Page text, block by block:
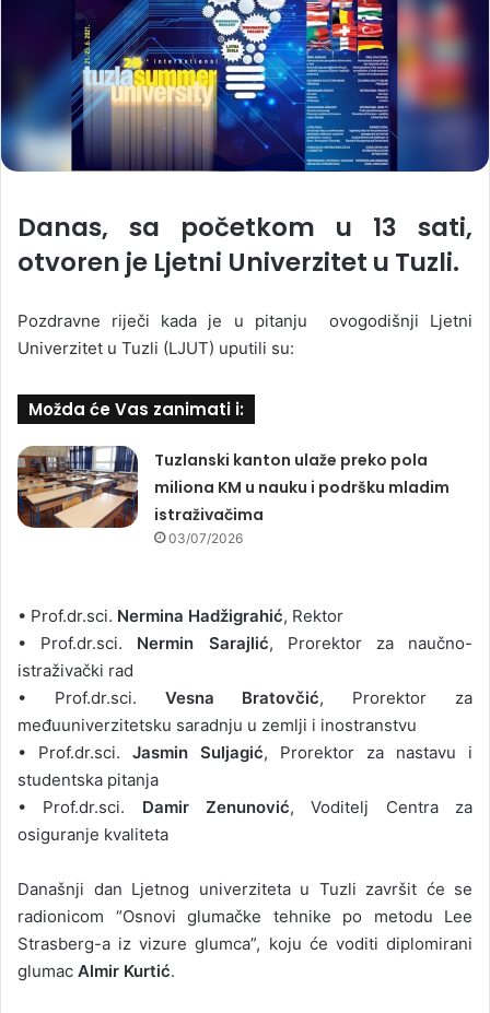
Danas, sa početkom u 13 sati,
otvoren je Ljetni Univerzitet u Tuzli.
Pozdravne riječi kada je u pitanju ovogodišnji Ljetni
Univerzitet u Tuzli (LJUT) uputili su:
Možda će Vas zanimati i:
Tuzlanski kanton ulaže preko pola
miliona KM u nauku i podršku mladim
istraživačima
03/07/2026
• Prof.dr.sci. Nermina Hadžigrahić, Rektor
• Prof.dr.sci. Nermin Sarajlić, Prorektor za naučno-
istraživački rad
• Prof.dr.sci. Vesna Bratovčić, Prorektor za
međuuniverzitetsku saradnju u zemlji i inostranstvu
• Prof.dr.sci. Jasmin Suljagić, Prorektor za nastavu i
studentska pitanja
• Prof.dr.sci. Damir Zenunović, Voditelj Centra za
osiguranje kvaliteta
Današnji dan Ljetnog univerziteta u Tuzli završit će se
radionicom “Osnovi glumačke tehnike po metodu Lee
Strasberg-a iz vizure glumca”, koju će voditi diplomirani
glumac Almir Kurtić.